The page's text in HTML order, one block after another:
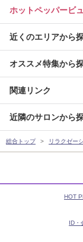
ホットペッパービ
近くのエリアから
オススメ特集から
関連リンク
近隣のサロンから
総合トップ リラクゼー
HOT
ID・